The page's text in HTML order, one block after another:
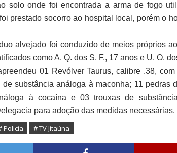
solo onde foi encontrada a arma de fogo
prestado socorro ao hospital local, porém o
alvejado foi conduzido de meios próprios
como A. Q. dos S. F., 17 anos e U. O.
01 Revólver Taurus, calibre .38,
de substância análoga à maconha; 11 pedras
à cocaína e 03 trouxas de
para adoção das medidas
Policia # TV Jitaúna